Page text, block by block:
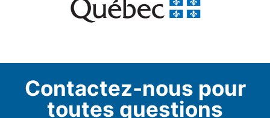
Contactez-nous pour
toutes questions